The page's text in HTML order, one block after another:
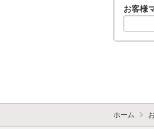
お客様
ホーム